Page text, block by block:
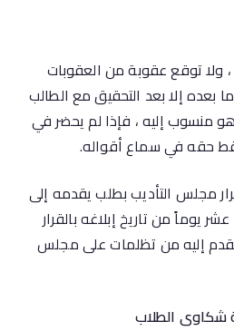
ولا توقع عقوبة من العقوبات
بعده إلا بعد التحقيق مع الطالب
منسوب إليه ، فإذا لم يحضر في
حقه في سماع أقواله.
مجلس التأديب بطلب يقدمه إلى
يوماً من تاريخ إبلاغه بالقرار
إليه من تظلمات على مجلس
شكاوى الطلاب